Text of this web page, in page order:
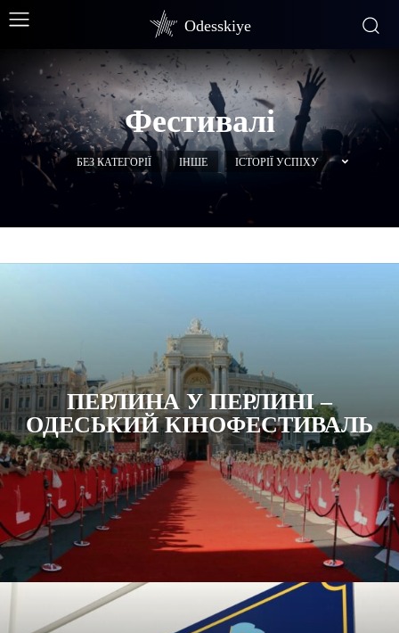
Odesskiye
Фестивалі
БЕЗ КАТЕГОРІЇ ІНШЕ ІСТОРІЇ УСПІХУ
ПЕРЛИНА У ПЕРЛИНІ –
ОДЕСЬКИЙ КІНОФЕСТИВАЛЬ